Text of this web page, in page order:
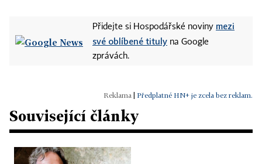
Přidejte si Hospodářské noviny mezi
své oblíbené tituly na Google
zprávách.
Předplatné HN+ je zcela bez reklam.
Související články